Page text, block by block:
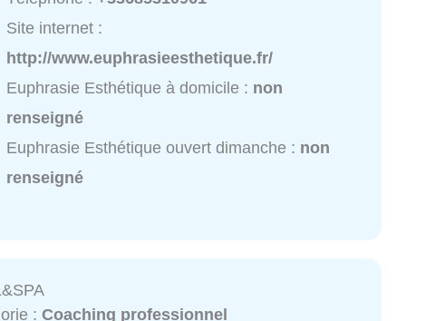
Site internet :
http://www.euphrasieesthetique.fr/
Euphrasie Esthétique à domicile : non
renseigné
Euphrasie Esthétique ouvert dimanche : non
renseigné
:Coaching professionnel